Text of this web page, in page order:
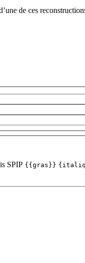
de ces
SPIP {{gras}}